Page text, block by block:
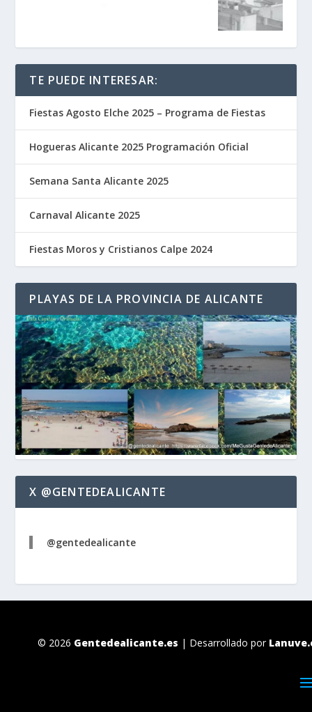
TE PUEDE INTERESAR:
Fiestas Agosto Elche 2025 – Programa de Fiestas
Hogueras Alicante 2025 Programación Oficial
Semana Santa Alicante 2025
Carnaval Alicante 2025
Fiestas Moros y Cristianos Calpe 2024
PLAYAS DE LA PROVINCIA DE ALICANTE
X @GENTEDEALICANTE
@gentedealicante
© 2026 Gentedealicante.es | Desarrollado por